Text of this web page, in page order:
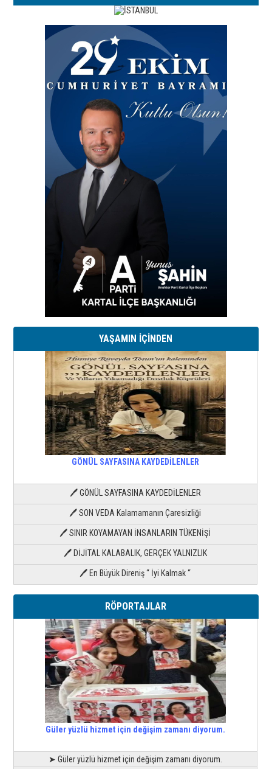
YAŞAMIN İÇİNDEN
GÖNÜL SAYFASINA KAYDEDİLENLER
🖊 GÖNÜL SAYFASINA KAYDEDİLENLER
🖊 SON VEDA Kalamamanın Çaresizliği
🖊 SINIR KOYAMAYAN İNSANLARIN TÜKENİŞİ
🖊 DİJİTAL KALABALIK, GERÇEK YALNIZLIK
🖊 En Büyük Direniş “ İyi Kalmak “
RÖPORTAJLAR
Güler yüzlü hizmet için değişim zamanı diyorum.
➤ Güler yüzlü hizmet için değişim zamanı diyorum.